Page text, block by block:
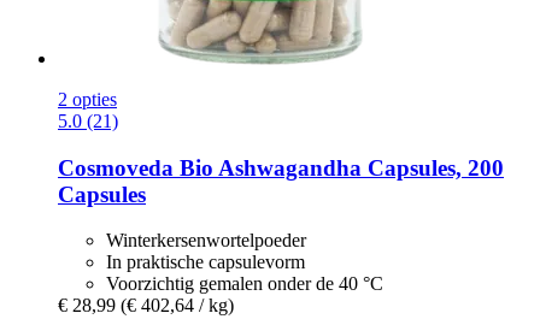
2 opties
5.0 (21)
Cosmoveda Bio Ashwagandha Capsules, 200
Capsules
Winterkersenwortelpoeder
In praktische capsulevorm
Voorzichtig gemalen onder de 40 °C
€ 28,99 (€ 402,64 / kg)